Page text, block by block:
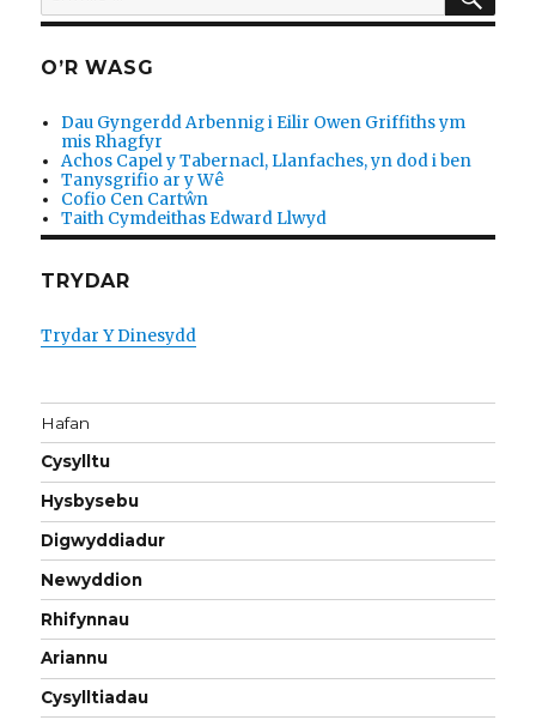
O’R WASG
Dau Gyngerdd Arbennig i Eilir Owen Griffiths ym
mis Rhagfyr
Achos Capel y Tabernacl, Llanfaches, yn dod i ben
Tanysgrifio ar y Wê
Cofio Cen Cartŵn
Taith Cymdeithas Edward Llwyd
TRYDAR
Trydar Y Dinesydd
Hafan
Cysylltu
Hysbysebu
Digwyddiadur
Newyddion
Rhifynnau
Ariannu
Cysylltiadau